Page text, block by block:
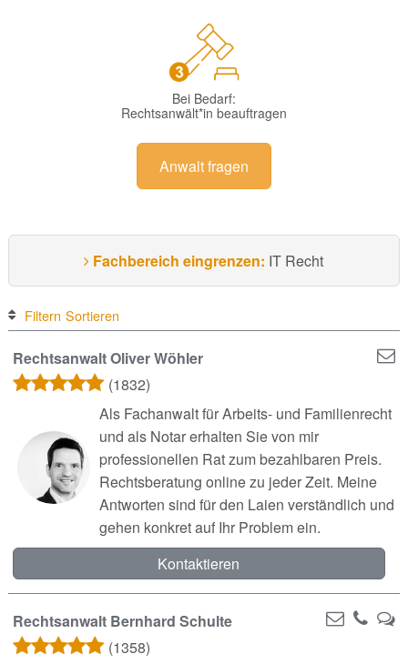
Bei Bedarf:
Rechtsanwält*in beauftragen
Anwalt fragen
Fachbereich eingrenzen: IT Recht
Filtern Sortieren
Rechtsanwalt Oliver Wöhler
(1832)
Als Fachanwalt für Arbeits- und Familienrecht
und als Notar erhalten Sie von mir
professionellen Rat zum bezahlbaren Preis.
Rechtsberatung online zu jeder Zeit. Meine
Antworten sind für den Laien verständlich und
gehen konkret auf Ihr Problem ein.
Kontaktieren
Rechtsanwalt Bernhard Schulte
(1358)